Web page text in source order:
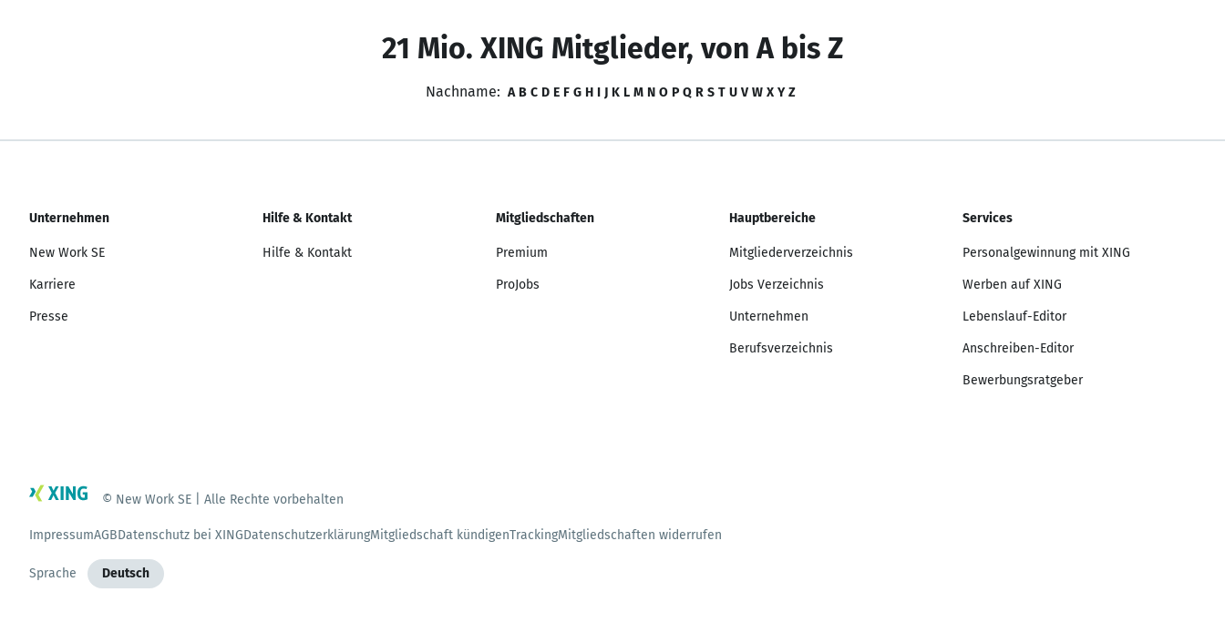
21 Mio. XING Mitglieder, von A bis Z
Nachname: A B C D E F G H I J K L M N O P Q R S T U V W X Y Z
Unternehmen
New Work SE
Karriere
Presse
Hilfe & Kontakt
Hilfe & Kontakt
Mitgliedschaften
Premium
ProJobs
Hauptbereiche
Mitgliederverzeichnis
Jobs Verzeichnis
Unternehmen
Berufsverzeichnis
Services
Personalgewinnung mit XING
Werben auf XING
Lebenslauf-Editor
Anschreiben-Editor
Bewerbungsratgeber
© New Work SE | Alle Rechte vorbehalten
ImpressumAGBDatenschutz bei XINGDatenschutzerklärungMitgliedschaft kündigenTrackingMitgliedschaften widerrufen
Sprache Deutsch